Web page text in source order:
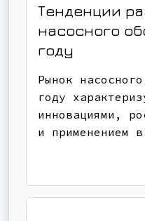
Тенденции
насосного
году
Рынок
году
инновациями,
и применением